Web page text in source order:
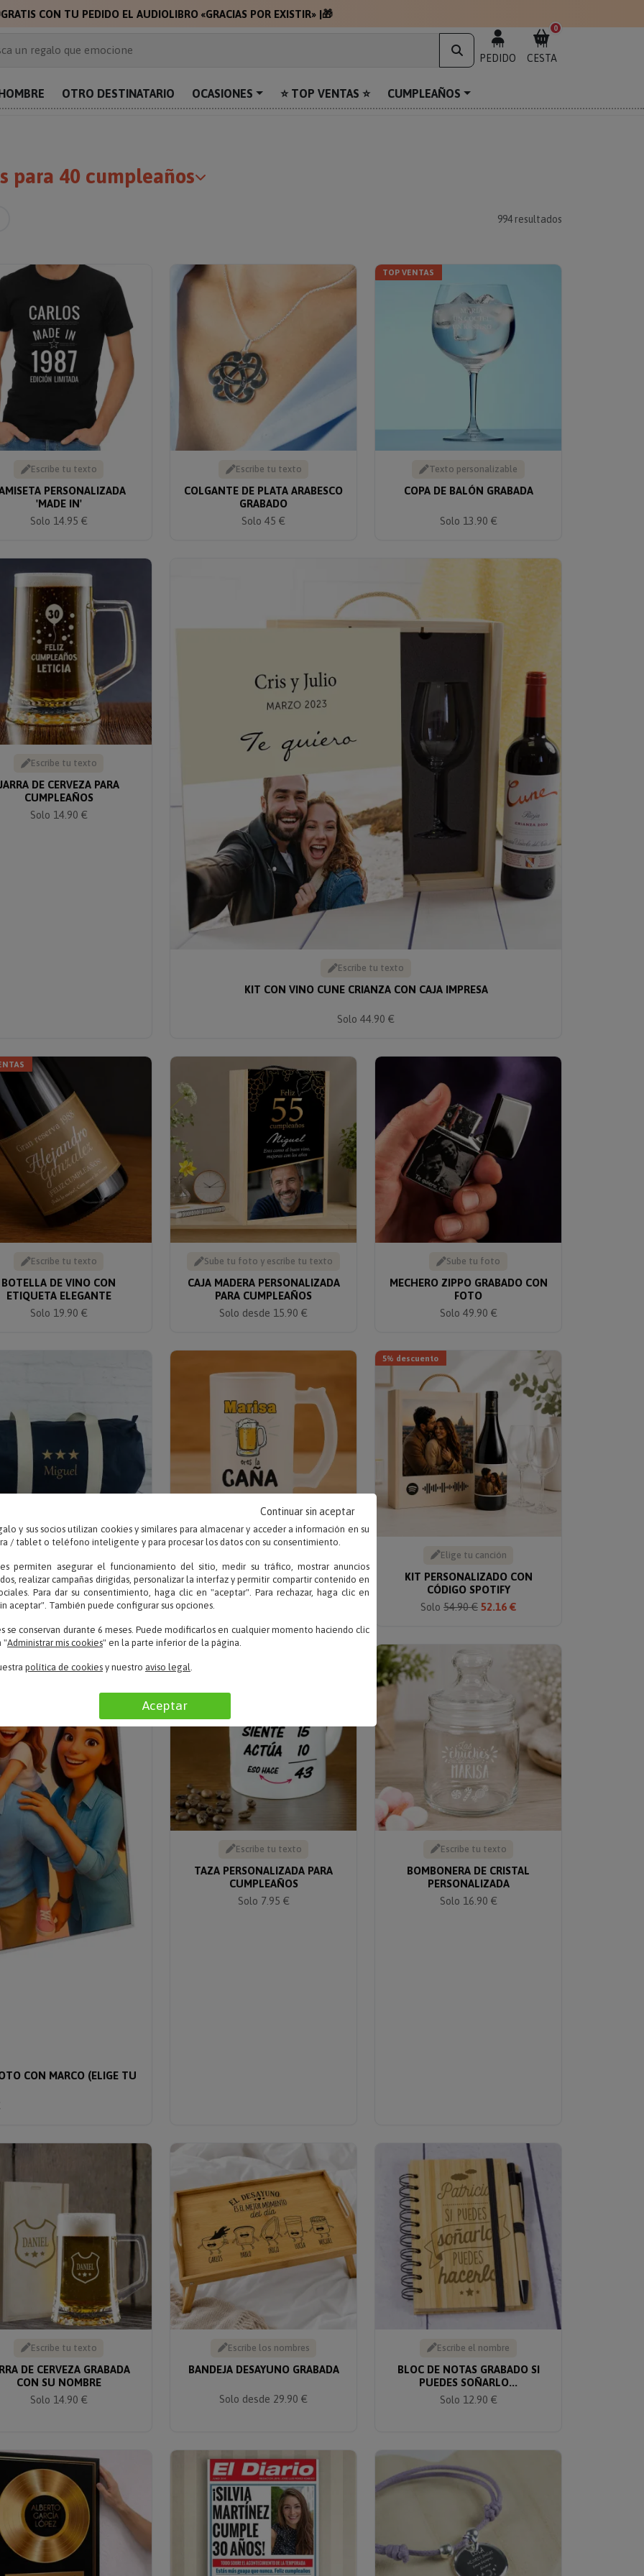
🎁GRATIS CON TU PEDIDO EL A 🎁
un regalo que emocione
personalizados para sorprender
MI
PEDIDO
0
MI
CESTA
OTRO DESTINATARIO OCASIONES ⭐ TOP VENTAS ⭐ CUMPLEAÑOS
para 40 cumpleaños
994 resultados
Escribe tu texto
PERSONALIZADA
'MADE IN'
Solo 14.95 €
Escribe tu texto
COLGANTE DE PLATA ARABESCO
GRABADO
Solo 45 €
TOP VENTAS
Texto personalizable
COPA DE BALÓN GRABADA
Solo 13.90 €
Escribe tu texto
DE CERVEZA PARA
CUMPLEAÑOS
Solo 14.90 €
Escribe tu texto
KIT CON VINO CUNE CRIANZA CON CAJA IMPRESA
Solo 44.90 €
Escribe tu texto
BOTELLA DE VINO CON
ETIQUETA ELEGANTE
Solo 19.90 €
Sube tu foto y escribe tu texto
CAJA MADERA PERSONALIZADA
PARA CUMPLEAÑOS
Solo desde 15.90 €
Sube tu foto
MECHERO ZIPPO GRABADO CON
FOTO
Solo 49.90 €
BOLSA DE DEPORTE BIO
CON ESTRELLAS
Solo 32.90 €
JARRA DE CERVEZA
PERSONALIZADA 'ERES LA CAÑA'
5% descuento
Elige tu canción
KIT PERSONALIZADO CON
CÓDIGO SPOTIFY
Solo 54.90 € 52.16 €
CON MARCO (ELIGE TU
Escribe tu texto
TAZA PERSONALIZADA PARA
CUMPLEAÑOS
Solo 7.95 €
Escribe tu texto
BOMBONERA DE CRISTAL
PERSONALIZADA
Solo 16.90 €
Escribe tu texto
DE CERVEZA GRABADA
CON SU NOMBRE
Solo 14.90 €
Escribe los nombres
BANDEJA DESAYUNO GRABADA
Solo desde 29.90 €
Escribe el nombre
BLOC DE NOTAS GRABADO SI
PUEDES SOÑARLO...
Solo 12.90 €
y sus socios utilizan cookies y similares para almacenar y acceder a información en su
/ tablet o teléfono inteligente y para procesar los datos con su consentimiento.
permiten asegurar el funcionamiento del sitio, medir su tráfico, mostrar anuncios
realizar campañas dirigidas, personalizar la interfaz y permitir compartir contenido en
Para dar su consentimiento, haga clic en "aceptar". Para rechazar, haga clic en
aceptar". También puede configurar sus opciones.
se conservan durante 6 meses. Puede modificarlos en cualquier momento haciendo clic
"Administrar mis cookies" en la parte inferior de la página.
política de cookies y nuestro aviso legal.
Aceptar
Continuar sin aceptar